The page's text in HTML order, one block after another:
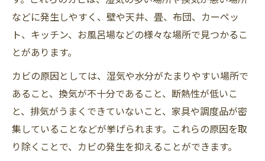
などに発生しやすく、壁や天井、畳、布団、カーペッ
ト、キッチン、お風呂場などの様々な場所で見つかるこ
とがあります。
カビの原因としては、湿気や水分がたまりやすい場所で
あること、換気が不十分であること、断熱性が低いこ
と、排気がうまくできていないこと、家具や調度品が密
集していることなどが挙げられます。これらの原因を取
り除くことで、カビの発生を抑えることができます。